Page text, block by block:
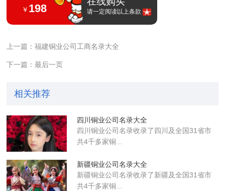
￥ 198 请一定阅读以上条款
上一篇：福建铜业公司工商名录大全
下一篇：最后一页
相关推荐
四川铜业公司名录大全
四川铜业公司名录收录了四川及全国31省市
共4千多家铜...
新疆铜业公司名录大全
新疆铜业公司名录收录了新疆及全国31省市
共4千多家铜...